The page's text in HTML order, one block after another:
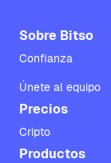
Sobre Bitso
Confianza
Únete al equipo
Precios
Cripto
Productos